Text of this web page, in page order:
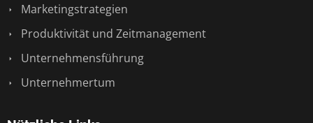
Marketingstrategien
Produktivität und Zeitmanagement
Unternehmensführung
Unternehmertum